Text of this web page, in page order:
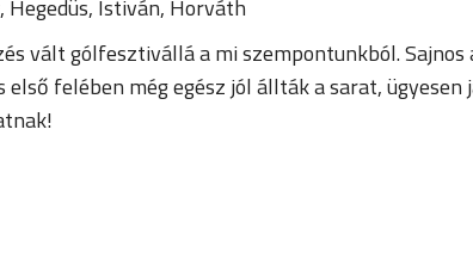
Hegedüs, Istiván, Horváth
vált gólfesztivállá a mi szempontunkból.
felében még egész jól állták a sarat, ügyesen